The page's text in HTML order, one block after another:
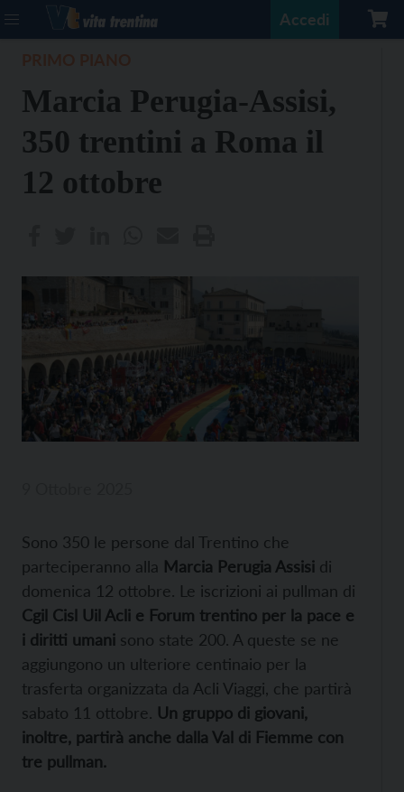
Accedi
Marcia Perugia-Assisi,
350 trentini a Roma il
12 ottobre
Sono 350 le persone dal Trentino che
parteciperanno alla Marcia Perugia Assisi di
domenica 12 ottobre. Le iscrizioni ai pullman di
Cgil Cisl Uil Acli e Forum trentino per la pace e
i diritti umani sono state 200. A queste se ne
aggiungono un ulteriore centinaio per la
trasferta organizzata da Acli Viaggi, che partirà
sabato 11 ottobre. Un gruppo di giovani,
inoltre, partirà anche dalla Val di Fiemme con
tre pullman.